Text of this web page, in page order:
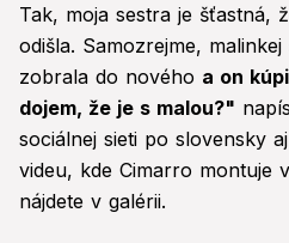
Tak, moja sestra je šťastná,
odišla. Samozrejme,
zobrala do nového a on
dojem, že je s malou?"
sociálnej sieti po slovensky
videu, kde Cimarro montuje
nájdete v galérii.